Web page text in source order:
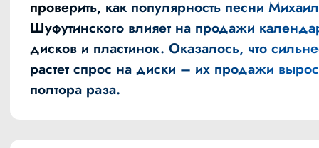
проверить, как популярность песни
Шуфутинского влияет на продажи
дисков и пластинок. Оказалось, что
растет спрос на диски – их продажи
полтора раза.